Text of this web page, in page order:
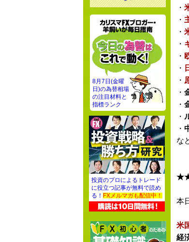
・
・
・
・
・
・
・
・
・
・
・
な
本
米
経
8月7日(金曜
日)の為替相場
の注目材料と
指標ランク
投資のプロによるトレード
に役立つ記事が無料で読め
る！ FXメルマガも配信中！